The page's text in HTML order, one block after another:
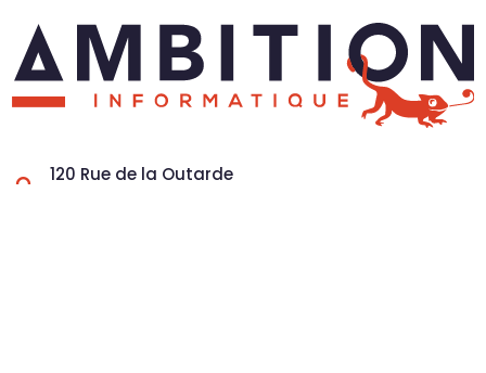

120 Rue de la Outarde